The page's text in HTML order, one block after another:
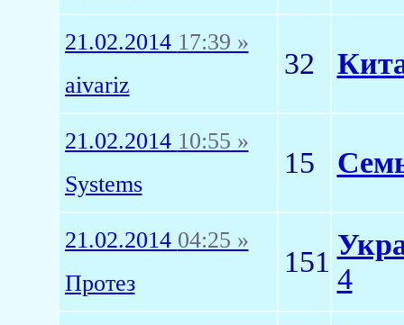
21.02.2014 17:39 »
aivariz
32
21.02.2014 10:55 »
Systems
15
21.02.2014 04:25 »
Протез
151
4